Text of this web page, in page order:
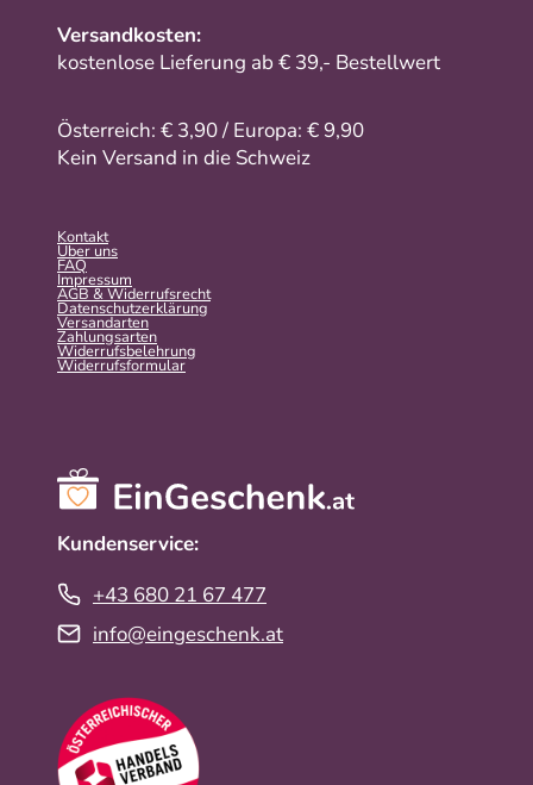
Versandkosten:
kostenlose Lieferung ab € 39,- Bestellwert
Österreich: € 3,90 / Europa: € 9,90
Kein Versand in die Schweiz
Kontakt
Über uns
FAQ
Impressum
AGB & Widerrufsrecht
Datenschutzerklärung
Versandarten
Zahlungsarten
Widerrufsbelehrung
Widerrufs­formular
Kundenservice:
+43 680 21 67 477
info@eingeschenk.at